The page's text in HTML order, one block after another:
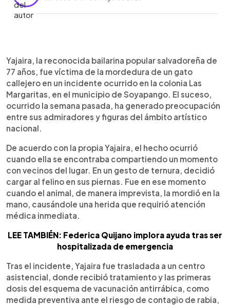
► Escuchar artículo
Yajaira, la reconocida bailarina popular salvadoreña de
77 años, fue víctima de la mordedura de un gato
callejero en un incidente ocurrido en la colonia Las
Margaritas, en el municipio de Soyapango. El suceso,
ocurrido la semana pasada, ha generado preocupación
entre sus admiradores y figuras del ámbito artístico
nacional.
De acuerdo con la propia Yajaira, el hecho ocurrió
cuando ella se encontraba compartiendo un momento
con vecinos del lugar. En un gesto de ternura, decidió
cargar al felino en sus piernas. Fue en ese momento
cuando el animal, de manera imprevista, la mordió en la
mano, causándole una herida que requirió atención
médica inmediata.
LEE TAMBIÉN: Federica Quijano implora ayuda tras ser
hospitalizada de emergencia
Tras el incidente, Yajaira fue trasladada a un centro
asistencial, donde recibió tratamiento y las primeras
dosis del esquema de vacunación antirrábica, como
medida preventiva ante el riesgo de contagio de rabia,